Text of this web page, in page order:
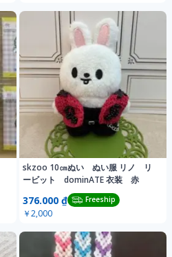
skzoo 10㎝ぬい ぬい服 リノ リ
ービット dominATE 衣装 赤
376.000 ₫ Freeship
￥2,000